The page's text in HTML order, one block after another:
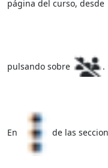
página del curso, desde
pulsando sobre .
En de las